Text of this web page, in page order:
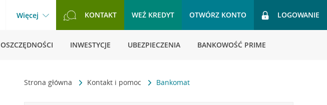
Więcej KONTAKT WEŹ KREDYT OTWÓRZ KONTO LOGOWANIE
OSZCZĘDNOŚCI INWESTYCJE UBEZPIECZENIA BANKOWOŚĆ PRIME
Strona główna Kontakt i pomoc Bankomat